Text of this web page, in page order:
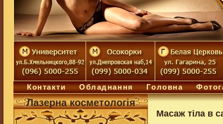
Контакти Обладнання Головна
Лазерна косметологiя
Масаж тіла в